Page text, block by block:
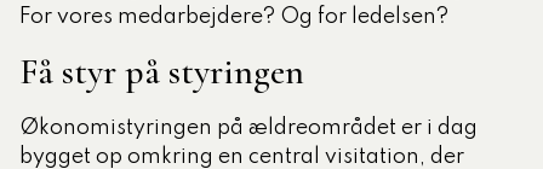
For vores medarbejdere? Og for ledelsen?
Få styr på styringen
Økonomistyringen på ældreområdet er i dag
bygget op omkring en central visitation, der